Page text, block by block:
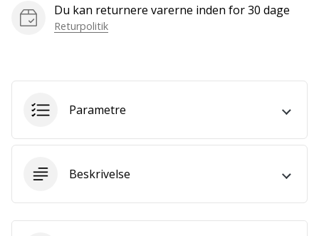
ambassadør
samme
som
Så
sammen.
Du kan returnere varerne inden for 30 dage
Returpolitik
Parametre
Beskrivelse